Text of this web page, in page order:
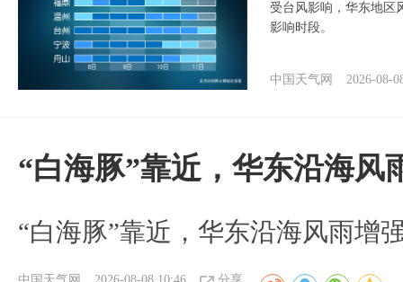
受台风影响，华东地区
影响时段。
中国天气网 2026-08-
“白海豚”靠近，华东沿海风
“白海豚”靠近，华东沿海风雨增